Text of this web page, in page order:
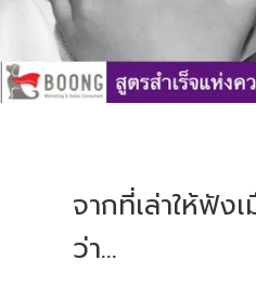
จากที่เล่าให้ฟัง
ว่า…